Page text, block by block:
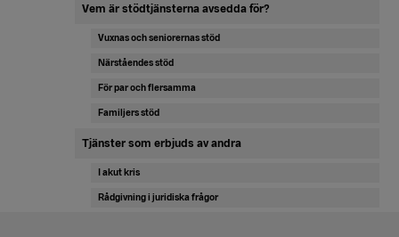
Vem är stödtjänsterna avsedda för?
Vuxnas och seniorernas stöd
Närståendes stöd
För par och flersamma
Familjers stöd
Tjänster som erbjuds av andra
I akut kris
Rådgivning i juridiska frågor